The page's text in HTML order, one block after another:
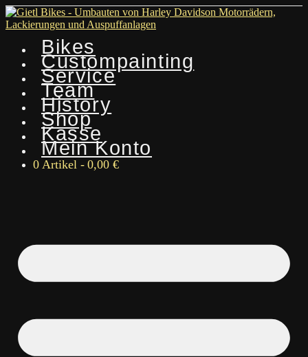
Bikes
Custompainting
Service
Team
History
Shop
Kasse
Mein Konto
0 Artikel 0,00 €